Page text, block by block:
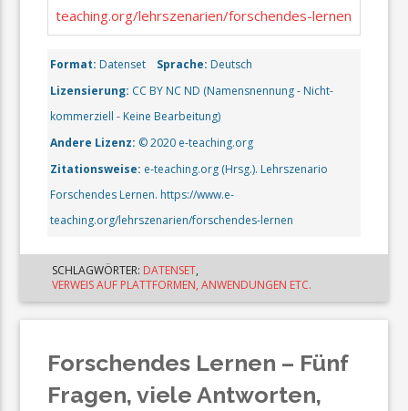
SCHLAGWÖRTER: DATENSET,
VERWEIS AUF PLATTFORMEN, ANWENDUNGEN ETC.
teaching.org/lehrszenarien/forschendes-lernen
Format: Datenset Sprache: Deutsch
Lizensierung: CC BY NC ND (Namensnennung - Nicht-
kommerziell - Keine Bearbeitung)
Andere Lizenz: © 2020 e-teaching.org
Zitationsweise: e-teaching.org (Hrsg.). Lehrszenario
Forschendes Lernen. https://www.e-
teaching.org/lehrszenarien/forschendes-lernen
Forschendes Lernen – Fünf
Fragen, viele Antworten,